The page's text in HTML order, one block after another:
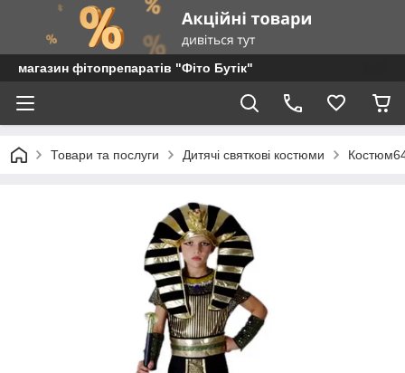
магазин фітопрепаратів "Фіто Бутік"
Товари та послуги Дитячі святкові костюми